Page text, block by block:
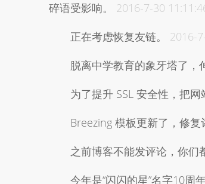
碎语受影响。
2016-7-30
正在考虑恢复友链。
2016-
脱离中学教育的象牙塔了，
为了提升 SSL 安全性，把网
Breezing 模板更新了，修复
之前博客不能发评论，你们
今年是“闪闪的星”名字10周